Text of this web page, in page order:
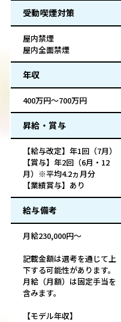
受動喫煙対策
屋内禁煙
屋内全面禁煙
年収
400万円～700万円
昇給・賞与
【給与改定】年1回（7月）
【賞与】年2回（6月・12
月）※平均4.2ヵ月分
【業績賞与】あり
給与備考
月給230,000円～
記載金額は選考を通じて上
下する可能性があります。
月給（月額）は固定手当を
含みます。
【モデル年収】